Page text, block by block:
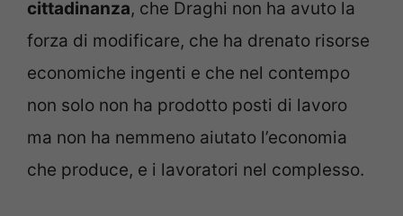
cittadinanza, che Draghi non ha avuto la
forza di modificare, che ha drenato risorse
economiche ingenti e che nel contempo
non solo non ha prodotto posti di lavoro
ma non ha nemmeno aiutato l’economia
che produce, e i lavoratori nel complesso.